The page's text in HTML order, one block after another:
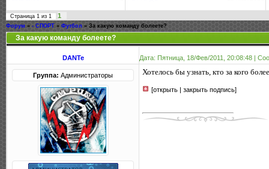
Страница 1 из 1 1
Форум » - СПОРТ » Футбол » За какую команду болеете?
За какую команду болеете?
DANTe Дата: Пятница, 18/Фев/2011, 20:08:48 |
Группа: Администраторы Хотелось бы узнать, кто за кого
[открыть | закрыть подпись]